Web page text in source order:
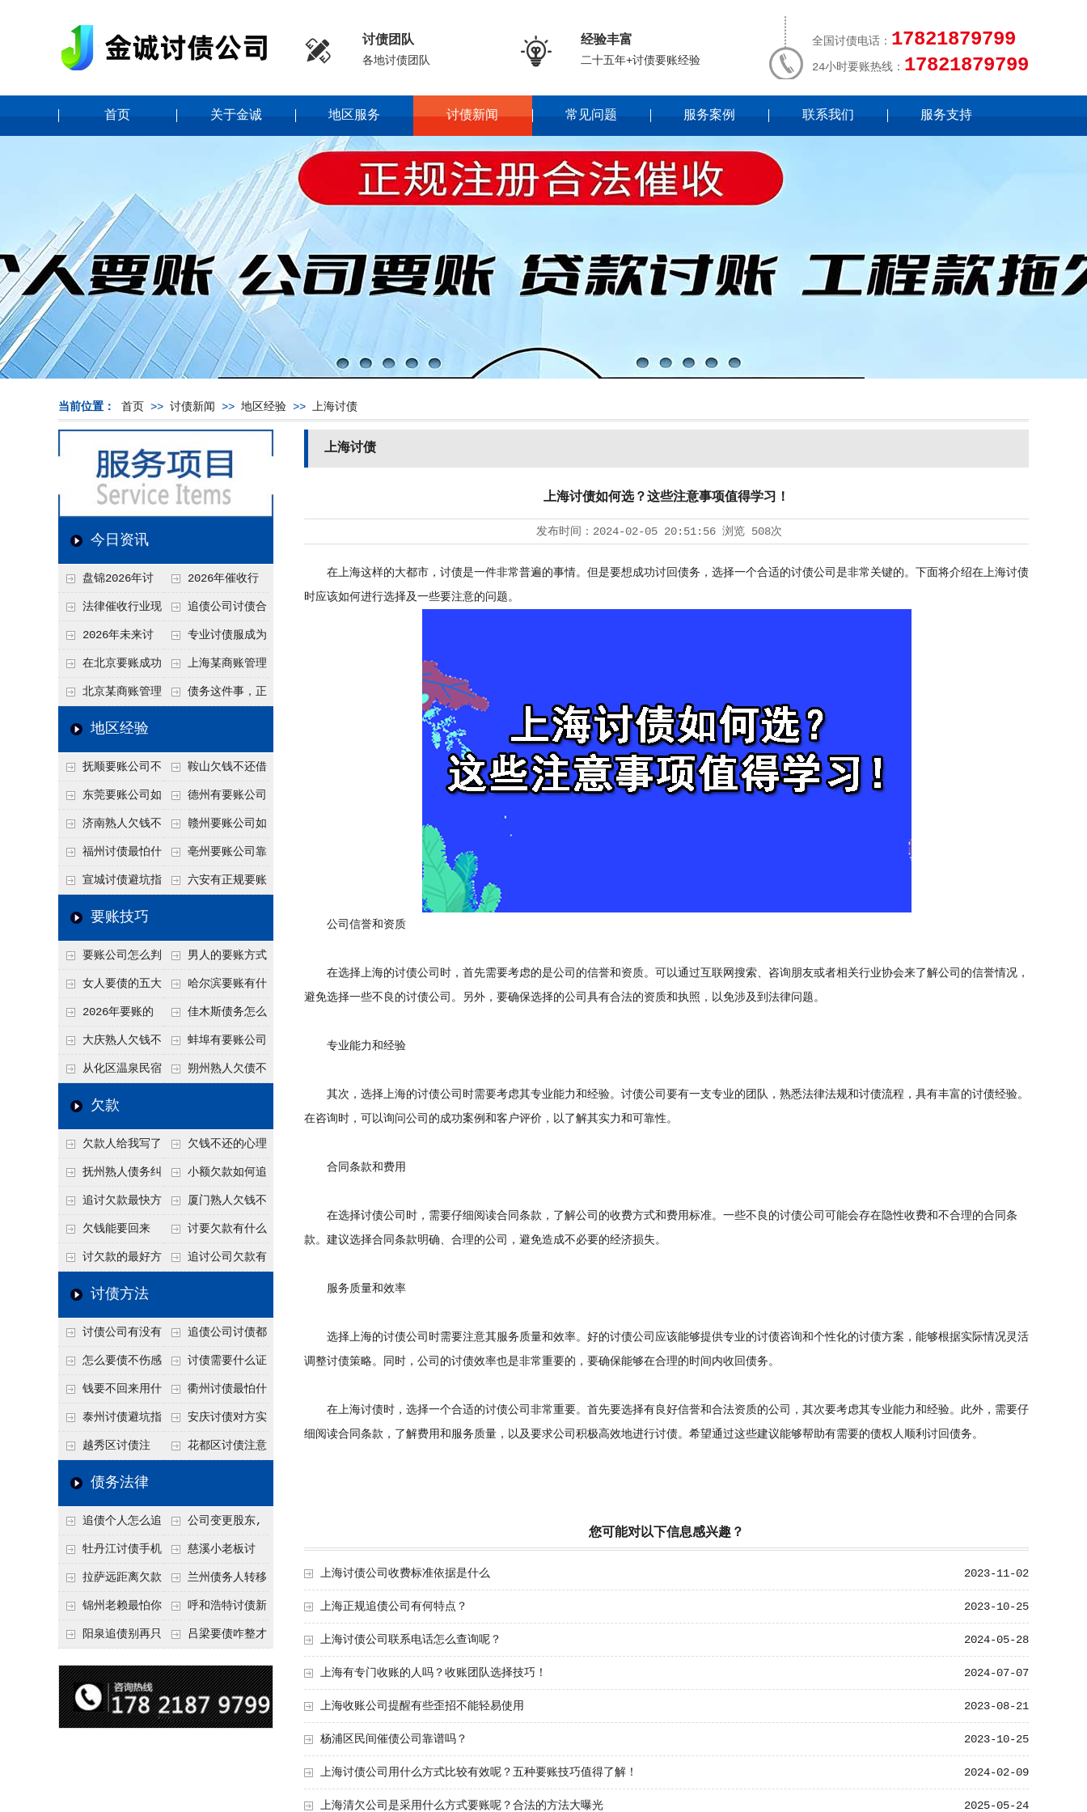
 讨债团队
各地讨债团队  经验丰富
二十五年+讨债要账经验
全国讨债电话： 17821879799
24小时要账热线： 17821879799
首页 关于金诚 地区服务 讨债新闻 常见问题 服务案例 联系我们 服务支持
当前位置： 首页 >> 讨债新闻 >> 地区经验 >> 上海讨债
今日资讯
盘锦2026年讨
债新趋势
2026年催收行
业发展现状、竞争格
局及未来趋势分析
法律催收行业现
状、合规痛点与未来
发展趋势深度解析
追债公司讨债合
法方法总结
2026年未来讨
债要账公司发展趋势
专业讨债服成为
2026年的发展趋势
在北京要账成功
率高吗？未来追账公
司发展趋势引发行业
上海某商账管理
机构聚焦合规服务
北京某商账管理
服务机构持续提升合
力企业化解应收账款
难题
债务这件事，正
地区经验
抚顺要账公司不
敢透漏的追回方法是
什么？
鞍山欠钱不还借
口太多？2026年这3
句反问话术，直接把
他后路堵死
东莞要账公司如
何有效要账讨债？20
26年合法追债经验总
结！
德州有要账公司
吗？如何合法讨债才
不沾风险？
济南熟人欠钱不
还？
赣州要账公司如
何有效讨债？合法追
债四步秘籍
福州讨债最怕什
么？2026年这两个关
键细节，做错就很难
亳州要账公司靠
谱吗？合法讨债四步
宣城讨债避坑指
南：2026年这2个细
回！
六安有正规要账
要账技巧
要账公司怎么判
断这个案子能不能
接？接案评估的标准
男人的要账方式
是什么呢？
女人要债的五大
绝招,轻松搞定
哈尔滨要账有什
么合法手段？2026年
最新追账方式总结！
2026年要账的
七个小方法
佳木斯债务怎么
追回呢？2026年成功
要账就用这2招
大庆熟人欠钱不
还躲猫猫？2026年这
个“诉前调解”成功率
蚌埠有要账公司
吗？2026年这3个方
从化区温泉民宿
老板借钱不还？2026
施压，立马主动结清
朔州熟人欠债不
死账变活
欠款
欠款人给我写了
还款计划书有用吗？
书面承诺的法律效力
欠钱不还的心理
是什么？读懂欠款人
的心态催收事半功倍
抚州熟人债务纠
纷咋办？这一招好开
口
小额欠款如何追
讨
追讨欠款最快方
法是什么？
厦门熟人欠钱不
还？2026年合法秘
籍！
欠钱能要回来
吗？
讨要欠款有什么
好办法
讨欠款的最好方 追讨公司欠款有
讨债方法
讨债公司有没有
行业协会？正规机构
的行业自律和认证
追债公司讨债都
有哪些手段
怎么要债不伤感
情？
讨债需要什么证
据
钱要不回来用什
么方法要回来
衢州讨债最怕什
么？2026年这两个关
键细节，做错就很难
泰州讨债避坑指
南：2026年这2个细
节不注意，钱很难要
安庆讨债对方实
在没钱咋办？
越秀区讨债注
意！没有借条只有微
把钱要回来
花都区讨债注意
节点”催收最有效
债务法律
追债个人怎么追
回呢？2026年最新绝
招选择！
公司变更股东,
变更前的债权债务谁
承担
牡丹江讨债手机
搞定：2026年线上立
案追债全流程，足不
出户
慈溪小老板讨
债，2026年这2个本
地行业协会出面，比
法院传票快
拉萨远距离欠款
对方在牧区联系不
上，2026年委托当地
兰州债务人转移
财产后申请破产，20
26年破产程序里还能
锦州老赖最怕你
懂这1条，2026
罪”详解，能判刑
呼和浩特讨债新
招：2026年用“律师
成本低见效快
阳泉追债别再只
类隐形财产（公积
金、保单）也能执行
吕梁要债咋整才
调解渠道，比找公司
强
上海讨债
上海讨债如何选？这些注意事项值得学习！
发布时间： 2024-02-05 20:51:56 浏览 508次
在上海这样的大都市，讨债是一件非常普遍的事情。但是要想成功讨回债务，选择一个合适的讨债公司 是非常关键的。下面将介绍在上海讨债
时应该如何进行选择及一些要注意的问题。
公司信誉和资质
在选择上海的讨债公司时，首先需要考虑的是公司的信誉和资质。可以通过互联网搜索、咨询朋友或者相关行业协会来了解公司的信誉情况，
避免选择一些不良的讨债公司。另外，要确保选择的公司具有合法的资质和执照，以免涉及到法律问题。
专业能力和经验
其次，选择上海的讨债公司时需要考虑其专业能力和经验。讨债公司要有一支专业的团队，熟悉法律法规和讨债流程，具有丰富的讨债经验。
在咨询时，可以询问公司的成功案例和客户评价，以了解其实力和可靠性。
合同条款和费用
在选择讨债公司时，需要仔细阅读合同条款，了解公司的收费方式和费用标准。一些不良的讨债公司可能会存在隐性收费和不合理的合同条
款。建议选择合同条款明确、合理的公司，避免造成不必要的经济损失。
服务质量和效率
选择上海的讨债公司时需要注意其服务质量和效率。好的讨债公司应该能够提供专业的讨债咨询和个性化的讨债方案，能够根据实际情况灵活
调整讨债策略。同时，公司的讨债效率也是非常重要的，要确保能够在合理的时间内收回债务。
在上海讨债时，选择一个合适的讨债公司非常重要。首先要选择有良好信誉和合法资质的公司，其次要考虑其专业能力和经验。此外，需要仔
细阅读合同条款，了解费用和服务质量，以及要求公司积极高效地进行讨债。希望通过这些建议能够帮助有需要的债权人顺利讨回债务。
您可能对以下信息感兴趣？
2023-11-02
上海讨债公司收费标准依据是什么
2023-10-25
上海正规追债公司有何特点？
2024-05-28
上海讨债公司联系电话怎么查询呢？
2024-07-07
上海有专门收账的人吗？收账团队选择技巧！
2023-08-21
上海收账公司提醒有些歪招不能轻易使用
2023-10-25
杨浦区民间催债公司靠谱吗？
2024-02-09
上海讨债公司用什么方式比较有效呢？五种要账技巧值得了解！
2025-05-24
上海清欠公司是采用什么方式要账呢？合法的方法大曝光